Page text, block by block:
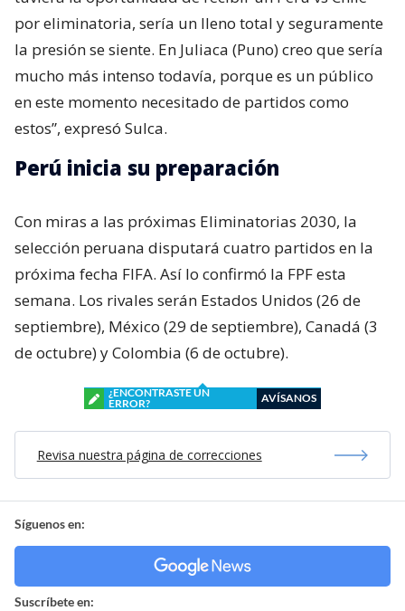
por eliminatoria, sería un lleno total y seguramente
la presión se siente. En Juliaca (Puno) creo que sería
mucho más intenso todavía, porque es un público
en este momento necesitado de partidos como
estos”, expresó Sulca.
Perú inicia su preparación
Con miras a las próximas Eliminatorias 2030, la
selección peruana disputará cuatro partidos en la
próxima fecha FIFA. Así lo confirmó la FPF esta
semana. Los rivales serán Estados Unidos (26 de
septiembre), México (29 de septiembre), Canadá (3
de octubre) y Colombia (6 de octubre).
¿ENCONTRASTE UN
ERROR?
AVÍSANOS
Revisa nuestra página de correcciones
Síguenos en:
Suscríbete en: